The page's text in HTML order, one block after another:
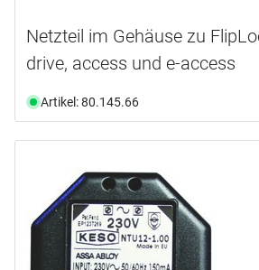
Netzteil im Gehäuse zu
drive, access und e-access
Artikel: 80.145.66